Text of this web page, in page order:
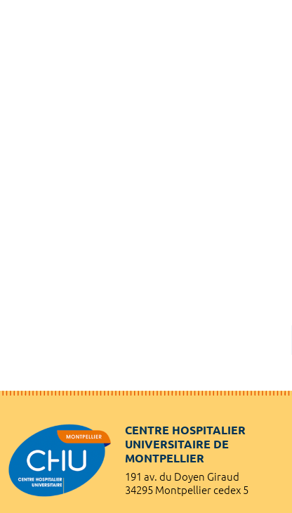
CENTRE HOSPITALIER
UNIVERSITAIRE DE
MONTPELLIER
191 av. du Doyen Giraud
34295 Montpellier cedex 5